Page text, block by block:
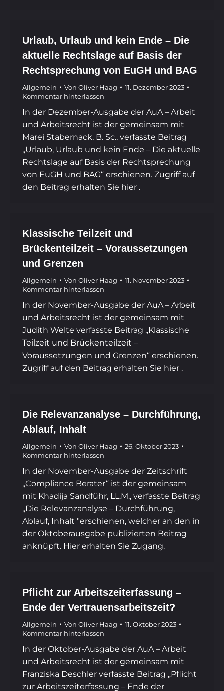
Urlaub, Urlaub und kein Ende – Die
aktuelle Rechtslage auf Basis der
Rechtsprechung von EuGH und BAG
Allgemein Von Oliver Haag
11. Dezember 2023
Kommentar hinterlassen
In der Dezember-Ausgabe der AuA – Arbeit
und Arbeitsrecht ist der gemeinsam mit
Marei Stabernack, B. Sc., verfasste Beitrag
„Urlaub, Urlaub und kein Ende – Die aktuelle
Rechtslage auf Basis der Rechtsprechung
von EuGH und BAG“ erschienen. Zugriff auf
den Beitrag erhalten Sie hier .
Klassische Teilzeit und
Brückenteilzeit – Voraussetzungen
und Grenzen
Allgemein Von Oliver Haag
11. November 2023
Kommentar hinterlassen
In der November-Ausgabe der AuA – Arbeit
und Arbeitsrecht ist der gemeinsam mit
Judith Welte verfasste Beitrag „Klassische
Teilzeit und Brückenteilzeit –
Voraussetzungen und Grenzen“ erschienen.
Zugriff auf den Beitrag erhalten Sie hier .
Die Relevanzanalyse – Durchführung,
Ablauf, Inhalt
Allgemein Von Oliver Haag
26. Oktober 2023
Kommentar hinterlassen
In der November-Ausgabe der Zeitschrift
„Compliance Berater“ ist der gemeinsam
mit Khadija Sandführ, LL.M., verfasste Beitrag
„Die Relevanzanalyse – Durchführung,
Ablauf, Inhalt ″erschienen, welcher an den in
der Oktoberausgabe publizierten Beitrag
anknüpft. Hier erhalten Sie Zugang.
Pflicht zur Arbeitszeiterfassung –
Ende der Vertrauensarbeitszeit?
Allgemein Von Oliver Haag
11. Oktober 2023
Kommentar hinterlassen
In der Oktober-Ausgabe der AuA – Arbeit
und Arbeitsrecht ist der gemeinsam mit
Franziska Deschler verfasste Beitrag „Pflicht
zur Arbeitszeiterfassung – Ende der